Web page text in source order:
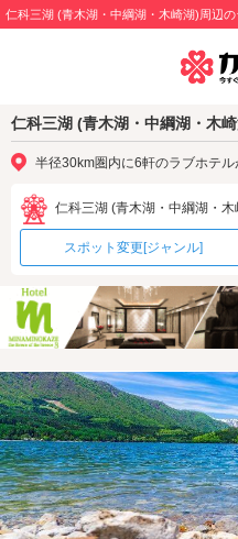
仁科三湖 (青木湖・中綱湖・木崎湖)周辺
仁科三湖 (青木湖・中綱湖・木
半径30km圏内に6軒のラブホテ
仁科三湖 (青木湖・中綱湖・木
スポット変更[ジャンル]